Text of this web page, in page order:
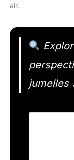
air.
jumelles